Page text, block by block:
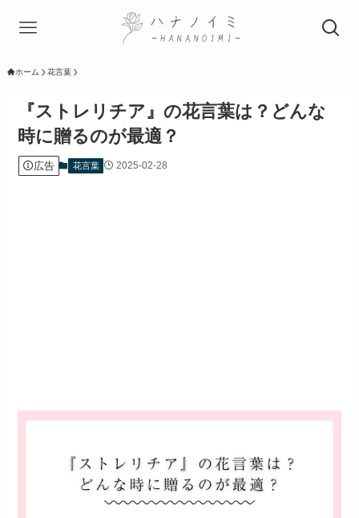
ホーム 花言葉
『ストレリチア』の花言葉は？どんな
時に贈るのが最適？
広告 花言葉 2025-02-28